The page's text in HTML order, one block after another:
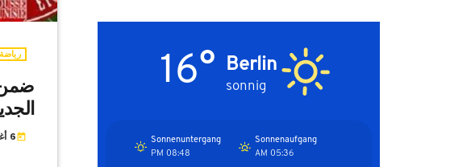
رياضة
ضمن
today 6 أغسطس 2026
Berlin
sonnig
16°
Sonnenaufgang
05:36 AM
Sonnenuntergang
08:48 PM